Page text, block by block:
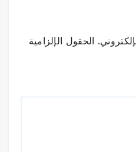
الحقول الإلزامية